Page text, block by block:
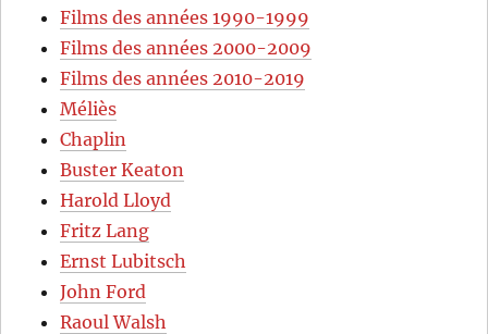
Films des années 1990-1999
Films des années 2000-2009
Films des années 2010-2019
Méliès
Chaplin
Buster Keaton
Harold Lloyd
Fritz Lang
Ernst Lubitsch
John Ford
Raoul Walsh